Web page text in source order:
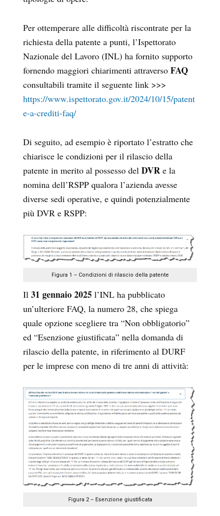
Per ottemperare alle difficoltà riscontrate per la
richiesta della patente a punti, l’Ispettorato
Nazionale del Lavoro (INL) ha fornito supporto
fornendo maggiori chiarimenti attraverso FAQ
consultabili tramite il seguente link >>>
https://www.ispettorato.gov.it/2024/10/15/patent
e-a-crediti-faq/
Di seguito, ad esempio è riportato l’estratto che
chiarisce le condizioni per il rilascio della
patente in merito al possesso del DVR e la
nomina dell’RSPP qualora l’azienda avesse
diverse sedi operative, e quindi potenzialmente
più DVR e RSPP:
Figura 1 – Condizioni di rilascio della patente
Il 31 gennaio 2025 l’INL ha pubblicato
un’ulteriore FAQ, la numero 28, che spiega
quale opzione scegliere tra “Non obbligatorio”
ed “Esenzione giustificata” nella domanda di
rilascio della patente, in riferimento al DURF
per le imprese con meno di tre anni di attività:
Figura 2 – Esenzione giustificata